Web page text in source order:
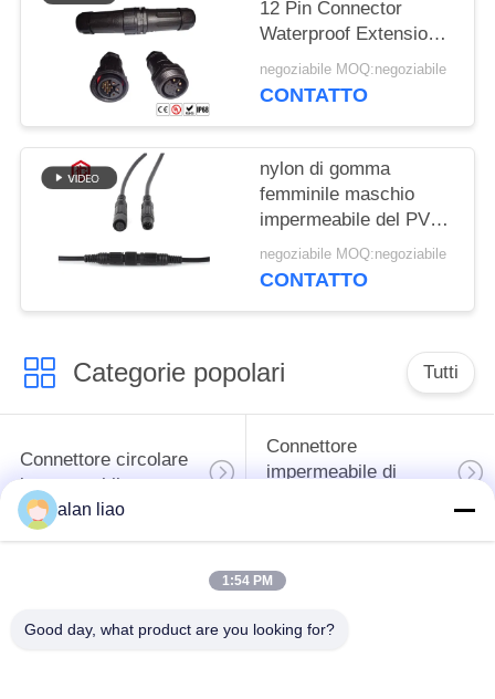
12 Pin Connector
Waterproof Extension
Cord
negoziabile MOQ:negoziabile
CONTATTO
nylon di gomma
femminile maschio
impermeabile del PVC
del connettore circolare
di 20A M10
negoziabile MOQ:negoziabile
CONTATTO
Categorie popolari Tutti
Connettore circolare
impermeabile
Connettore
impermeabile di
lampada E27
alan liao
1:54 PM
Good day, what product are you looking for?